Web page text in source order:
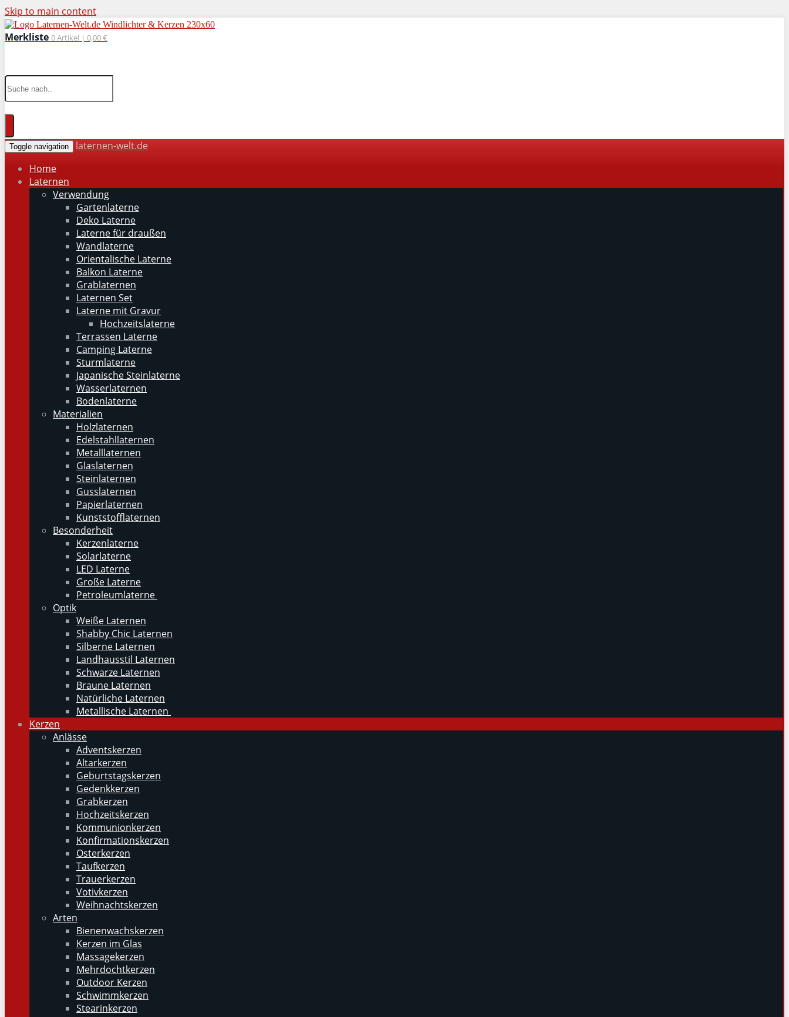
Skip to main content
Merkliste 0Artikel | 0,00 €
Toggle navigation
laternen-welt.de
Home
Laternen
Verwendung
Gartenlaterne
Deko Laterne
Laterne für draußen
Wandlaterne
Orientalische Laterne
Balkon Laterne
Grablaternen
Laternen Set
Laterne mit Gravur
Hochzeitslaterne
Terrassen Laterne
Camping Laterne
Sturmlaterne
Japanische Steinlaterne
Wasserlaternen
Bodenlaterne
Materialien
Holzlaternen
Edelstahllaternen
Metalllaternen
Glaslaternen
Steinlaternen
Gusslaternen
Papierlaternen
Kunststofflaternen
Besonderheit
Kerzenlaterne
Solarlaterne
LED Laterne
Große Laterne
Petroleumlaterne
Optik
Weiße Laternen
Shabby Chic Laternen
Silberne Laternen
Landhausstil Laternen
Schwarze Laternen
Braune Laternen
Natürliche Laternen
Metallische Laternen
Kerzen
Anlässe
Adventskerzen
Altarkerzen
Geburtstagskerzen
Gedenkkerzen
Grabkerzen
Hochzeitskerzen
Kommunionkerzen
Konfirmationskerzen
Osterkerzen
Taufkerzen
Trauerkerzen
Votivkerzen
Weihnachtskerzen
Arten
Bienenwachskerzen
Kerzen im Glas
Massagekerzen
Mehrdochtkerzen
Outdoor Kerzen
Schwimmkerzen
Stearinkerzen